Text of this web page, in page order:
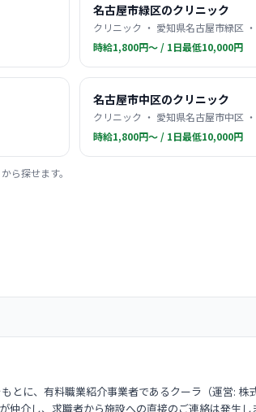
名古屋市緑区のクリニック
クリニック ・ 愛知県名古屋市緑区
時給1,800円〜 / 1日最低10,000円
名古屋市中区のクリニック
クリニック ・ 愛知県名古屋市中区
時給1,800円〜 / 1日最低10,000円
ら探せます。
とに、有料職業紹介事業者であるクーラ（運営:
仲介し、求職者から施設への直接のご連絡は発生